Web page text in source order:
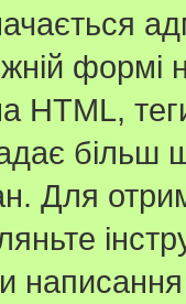
HTML,
більш
Для